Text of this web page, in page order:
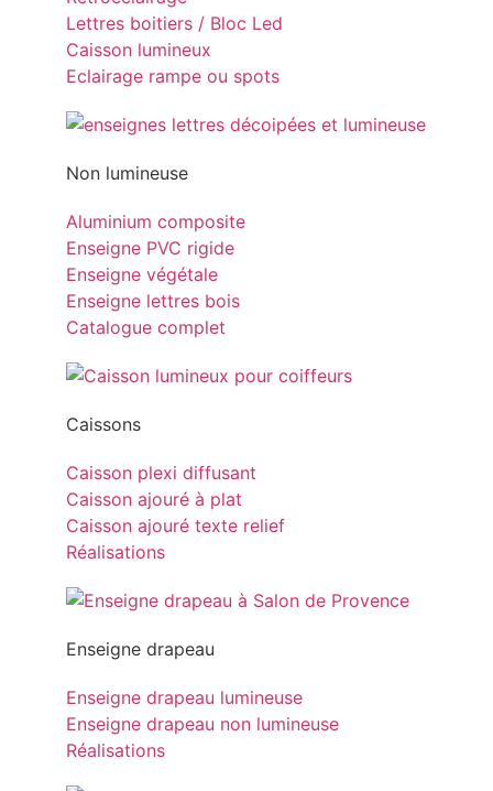
Lettres boitiers / Bloc Led
Caisson lumineux
Eclairage rampe ou spots
Non lumineuse
Aluminium composite
Enseigne PVC rigide
Enseigne végétale
Enseigne lettres bois
Catalogue complet
Caissons
Caisson plexi diffusant
Caisson ajouré à plat
Caisson ajouré texte relief
Réalisations
Enseigne drapeau
Enseigne drapeau lumineuse
Enseigne drapeau non lumineuse
Réalisations